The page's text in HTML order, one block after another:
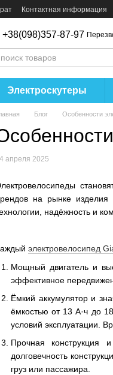
Контактная информация
+38(098)357-87-97
Электроскутеры
Блог Особенности
апреля 2025
на рынке
надёжность и
электровелосипед
Мощный двигатель и
эффективное
Ёмкий аккумулятор и
ёмкостью от 13 А·ч до
условий эксплуатации.
Прочная конструкция
долговечность
груз или пассажира.